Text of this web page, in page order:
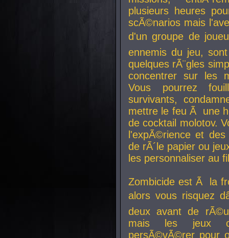
plusieurs heures
scÃ©narios mais
d'un groupe de
ennemis du jeu,
quelques rÃ¨gles
concentrer sur les
Vous pourrez
survivants,
mettre le feu Ã une
de cocktail molotov.
l'expÃ©rience et
de rÃ´le papier ou
les personnaliser au
Zombicide est Ã la
alors vous risquez
deux avant de
mais les jeux
persÃ©vÃ©rer pour